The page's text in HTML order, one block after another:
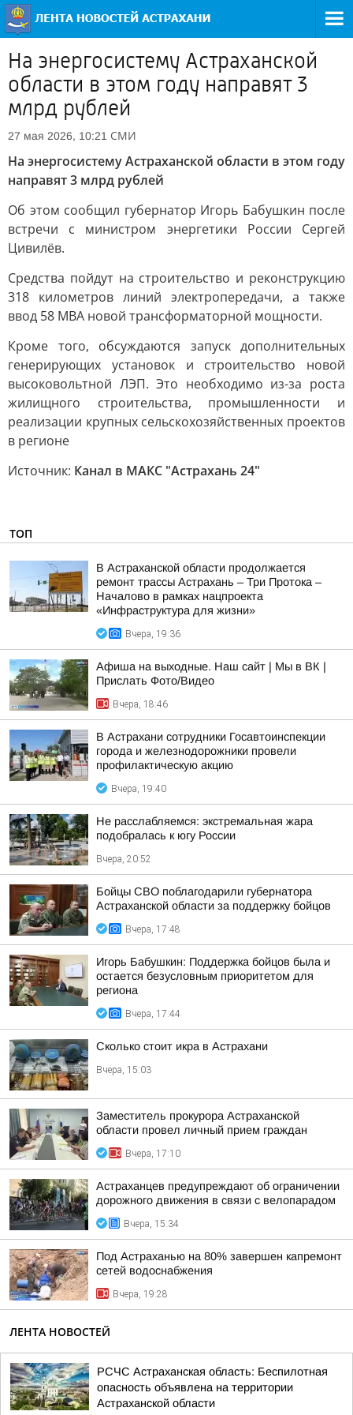
На энергосистему Астраханской
области в этом году направят 3
млрд рублей
27 мая 2026, 10:21 СМИ
На энергосистему Астраханской области в этом году
направят 3 млрд рублей
Об этом сообщил губернатор Игорь Бабушкин после
встречи с министром энергетики России Сергей
Цивилёв.
Средства пойдут на строительство и реконструкцию
318 километров линий электропередачи, а также
ввод 58 МВА новой трансформаторной мощности.
Кроме того, обсуждаются запуск дополнительных
генерирующих установок и строительство новой
высоковольтной ЛЭП. Это необходимо из-за роста
жилищного строительства, промышленности и
реализации крупных сельскохозяйственных проектов
в регионе
Источник: Канал в МАКС "Астрахань 24"
ТОП
В Астраханской области продолжается
ремонт трассы Астрахань – Три Протока –
Началово в рамках нацпроекта
«Инфраструктура для жизни»
Вчера, 19:36
Афиша на выходные. Наш сайт | Мы в ВК |
Прислать Фото/Видео
Вчера, 18:46
В Астрахани сотрудники Госавтоинспекции
города и железнодорожники провели
профилактическую акцию
Вчера, 19:40
Не расслабляемся: экстремальная жара
подобралась к югу России
Вчера, 20:52
Бойцы СВО поблагодарили губернатора
Астраханской области за поддержку бойцов
Вчера, 17:48
Игорь Бабушкин: Поддержка бойцов была и
остается безусловным приоритетом для
региона
Вчера, 17:44
Сколько стоит икра в Астрахани
Вчера, 15:03
Заместитель прокурора Астраханской
области провел личный прием граждан
Вчера, 17:10
Астраханцев предупреждают об ограничении
дорожного движения в связи с велопарадом
Вчера, 15:34
Под Астраханью на 80% завершен капремонт
сетей водоснабжения
Вчера, 19:28
ЛЕНТА НОВОСТЕЙ
РСЧС Астраханская область: Беспилотная
опасность объявлена на территории
Астраханской области